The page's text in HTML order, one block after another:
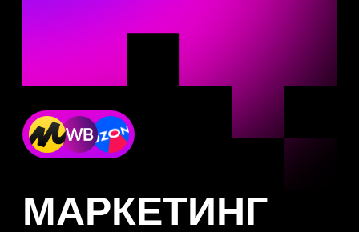
МАРКЕТИНГ
И РЕКЛАМА УСЛУГ
Получайте от 100 заявок